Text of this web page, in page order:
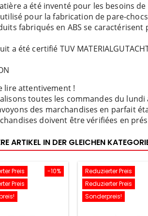
a été inventé pour les besoins
utilisé pour la fabrication de pare-
fabriqués en ABS se
a été certifié TUV
lire attentivement !
toutes les commandes du lundi
des marchandises en parfait
doivent être vérifiées en
ARTIKEL IN DER GLEICHEN
-10%
Preis
Preis
Reduzierter Preis
Reduzierter Preis
Sonderpreis!